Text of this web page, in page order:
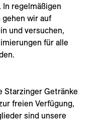
regelmäßigen
wir auf
und versuchen,
für alle
Starzinger Getränke
freien Verfügung,
sind unsere